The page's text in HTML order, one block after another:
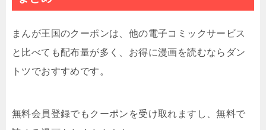
まんが王国のクーポンは、他の電子コミックサービス
と比べても配布量が多く、お得に漫画を読むならダン
トツでおすすめです。
無料会員登録でもクーポンを受け取れますし、無料で